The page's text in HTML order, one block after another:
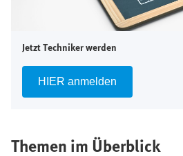
Jetzt Techniker werden
HIER anmelden
Themen im Überblick